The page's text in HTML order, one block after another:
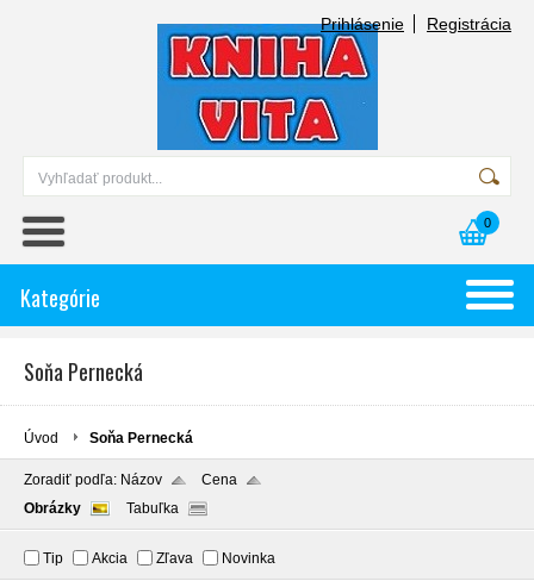
Prihlásenie Registrácia
0
Kategórie
Soňa Pernecká
Úvod Soňa Pernecká
Zoradiť podľa: Názov
Cena
Obrázky
Tabuľka
Tip Akcia Zľava Novinka